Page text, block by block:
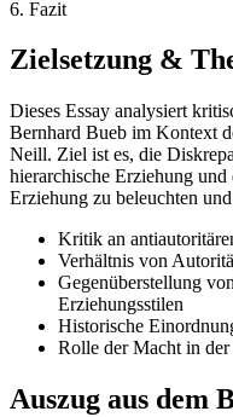
6. Fazit
Zielsetzung &
Dieses Essay analysiert
Bernhard Bueb im Kontext
Neill. Ziel ist es, die
hierarchische Erziehung
Erziehung zu beleuchten
Kritik an
Verhältnis von
Gegenüberstellung
Erziehungsstilen
Historische
Rolle der Macht in
Auszug aus dem